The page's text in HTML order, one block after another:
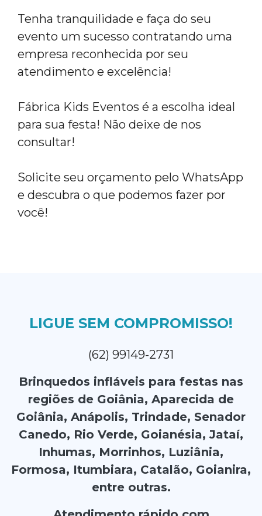
Tenha tranquilidade e faça do seu
evento um sucesso contratando uma
empresa reconhecida por seu
atendimento e excelência!
Fábrica Kids Eventos é a escolha ideal
para sua festa! Não deixe de nos
consultar!
Solicite seu orçamento pelo WhatsApp
e descubra o que podemos fazer por
você!
LIGUE SEM COMPROMISSO!
(62) 99149-2731
Brinquedos infláveis para festas nas
regiões de Goiânia, Aparecida de
Goiânia, Anápolis, Trindade, Senador
Canedo, Rio Verde, Goianésia, Jataí,
Inhumas, Morrinhos, Luziânia,
Formosa, Itumbiara, Catalão, Goianira,
entre outras.